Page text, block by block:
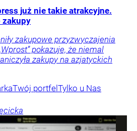
już nie takie atrakcyjne.
zakupy
zakupowe przyzwyczajenia
pokazuje, że niemal
zakupy na azjatyckich
Twój portfel Tylko u Nas